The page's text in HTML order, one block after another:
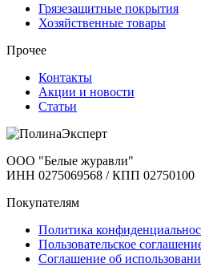
Грязезащитные покрытия
Хозяйственные товары
Прочее
Контакты
Акции и новости
Статьи
ООО "Белые журавли"
ИНН 0275069568 / КПП 02750100
Покупателям
Политика
Пользовательское
Соглашение об